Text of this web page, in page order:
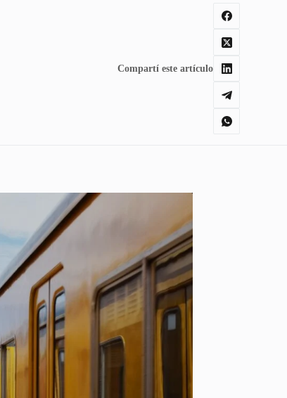
Compartí este artículo